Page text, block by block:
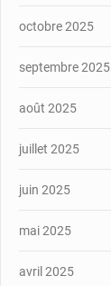
octobre 2025
septembre 2025
août 2025
juillet 2025
juin 2025
mai 2025
avril 2025